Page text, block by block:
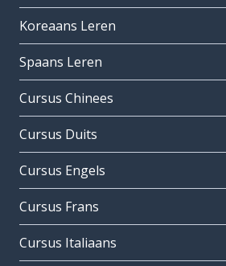
Koreaans Leren
Spaans Leren
Cursus Chinees
Cursus Duits
Cursus Engels
Cursus Frans
Cursus Italiaans